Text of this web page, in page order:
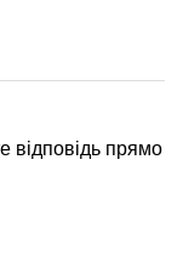
відповідь прямо